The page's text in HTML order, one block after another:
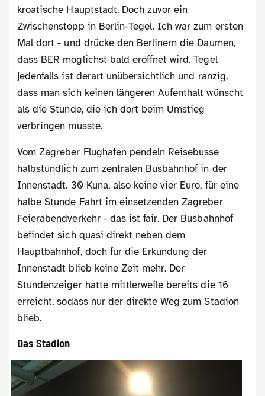
kroatische Hauptstadt. Doch zuvor ein
Zwischenstopp in Berlin-Tegel. Ich war zum ersten
Mal dort - und drücke den Berlinern die Daumen,
dass BER möglichst bald eröffnet wird. Tegel
jedenfalls ist derart unübersichtlich und ranzig,
dass man sich keinen längeren Aufenthalt wünscht
als die Stunde, die ich dort beim Umstieg
verbringen musste.
Vom Zagreber Flughafen pendeln Reisebusse
halbstündlich zum zentralen Busbahnhof in der
Innenstadt. 30 Kuna, also keine vier Euro, für eine
halbe Stunde Fahrt im einsetzenden Zagreber
Feierabendverkehr - das ist fair. Der Busbahnhof
befindet sich quasi direkt neben dem
Hauptbahnhof, doch für die Erkundung der
Innenstadt blieb keine Zeit mehr. Der
Stundenzeiger hatte mittlerweile bereits die 16
erreicht, sodass nur der direkte Weg zum Stadion
blieb.
Das Stadion